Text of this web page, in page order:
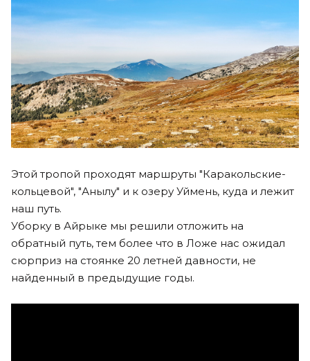
Этой тропой проходят маршруты "Каракольские-
кольцевой", "Анылу" и к озеру Уймень, куда и лежит
наш путь.
Уборку в Айрыке мы решили отложить на
обратный путь, тем более что в Ложе нас ожидал
сюрприз на стоянке 20 летней давности, не
найденный в предыдущие годы.